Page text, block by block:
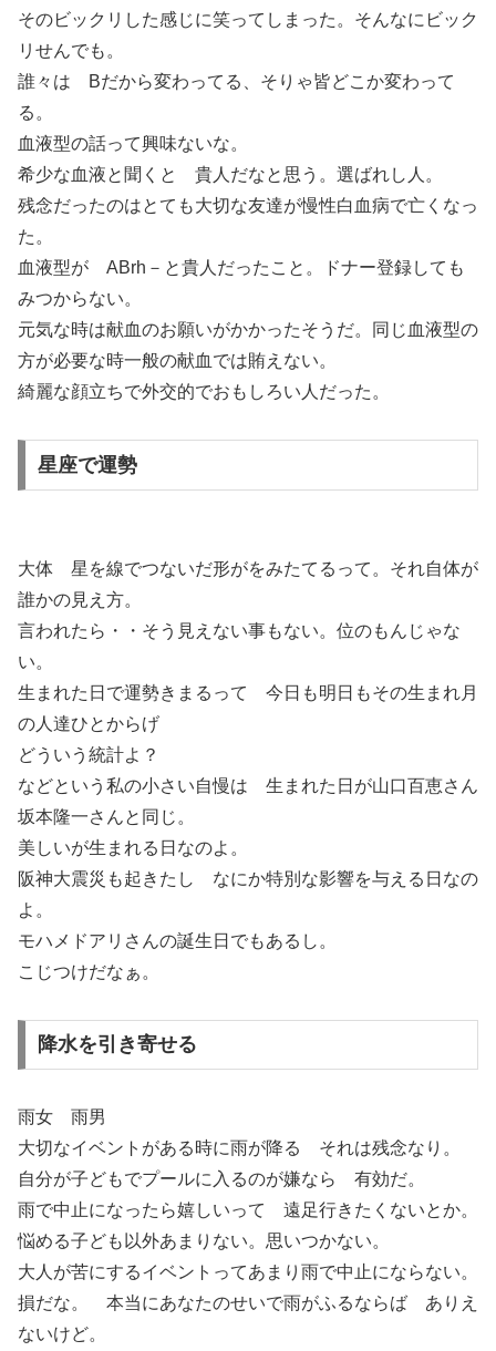
そのビックリした感じに笑ってしまった。そんなにビック
リせんでも。
誰々は Bだから変わってる、そりゃ皆どこか変わって
る。
血液型の話って興味ないな。
希少な血液と聞くと 貴人だなと思う。選ばれし人。
残念だったのはとても大切な友達が慢性白血病で亡くなっ
た。
血液型が ABrh－と貴人だったこと。ドナー登録しても
みつからない。
元気な時は献血のお願いがかかったそうだ。同じ血液型の
方が必要な時一般の献血では賄えない。
綺麗な顔立ちで外交的でおもしろい人だった。
星座で運勢
大体 星を線でつないだ形がをみたてるって。それ自体が
誰かの見え方。
言われたら・・そう見えない事もない。位のもんじゃな
い。
生まれた日で運勢きまるって 今日も明日もその生まれ月
の人達ひとからげ
どういう統計よ？
などという私の小さい自慢は 生まれた日が山口百恵さん
坂本隆一さんと同じ。
美しいが生まれる日なのよ。
阪神大震災も起きたし なにか特別な影響を与える日なの
よ。
モハメドアリさんの誕生日でもあるし。
こじつけだなぁ。
降水を引き寄せる
雨女 雨男
大切なイベントがある時に雨が降る それは残念なり。
自分が子どもでプールに入るのが嫌なら 有効だ。
雨で中止になったら嬉しいって 遠足行きたくないとか。
悩める子ども以外あまりない。思いつかない。
大人が苦にするイベントってあまり雨で中止にならない。
損だな。 本当にあなたのせいで雨がふるならば ありえ
ないけど。